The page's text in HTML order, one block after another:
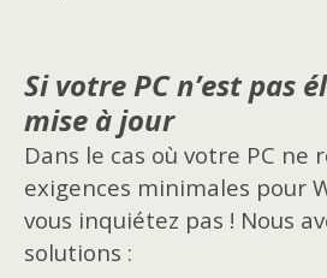
Si votre PC n’est pas
mise à jour
Dans le cas où votre PC ne
exigences minimales pour
vous inquiétez pas ! Nous
solutions :